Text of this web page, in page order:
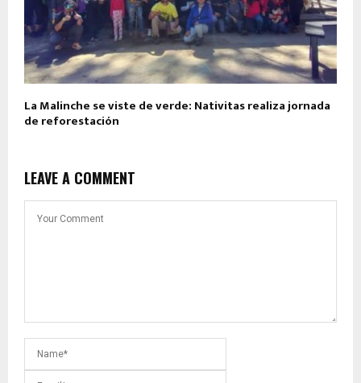
La Malinche se viste de verde: Nativitas realiza jornada
de reforestación
LEAVE A COMMENT